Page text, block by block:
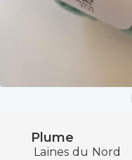
Plume
Laines du Nord